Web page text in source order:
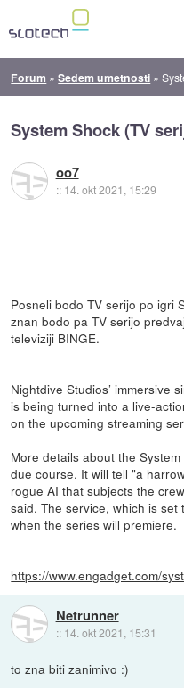
Forum »Sedem umetnosti »
System Shock (TV
oo7
:: 14. okt 2021, 15:29
Posneli bodo TV serijo po igri
znan bodo pa TV serijo
televiziji BINGE.
Nightdive Studios’ immersive
is being turned into a live-
on the upcoming streaming
More details about the
due course. It will tell "a
rogue AI that subjects the
said. The service, which is
when the series will premiere.
https://www.engadget.com/
Netrunner
:: 14. okt 2021, 15:31
to zna biti zanimivo :)